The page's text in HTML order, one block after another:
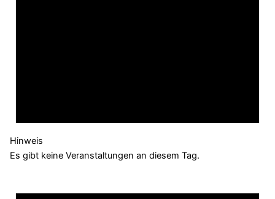
Hinweis
Es gibt keine Veranstaltungen an diesem Tag.